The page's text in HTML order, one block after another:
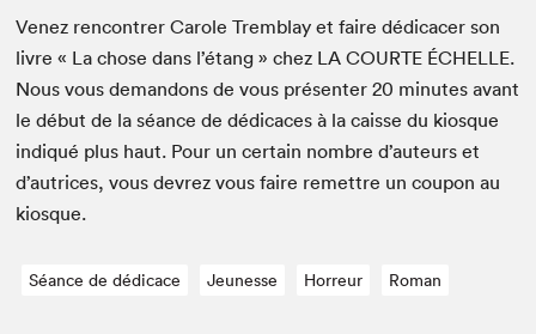
Venez ren­con­tr­er Car­ole Trem­blay et faire dédi­cac­er son
livre « La chose dans l’é­tang » chez LA COURTE ÉCHELLE.
Nous vous deman­dons de vous présen­ter20 min­utes avant
le début de la séance de dédi­caces à la caisse du kiosque
indiqué plus haut. Pour un cer­tain nom­bre d’auteurs et
d’autrices, vous devrez vous faire remet­tre un coupon au
kiosque.
Séance de dédicace Jeunesse Horreur Roman